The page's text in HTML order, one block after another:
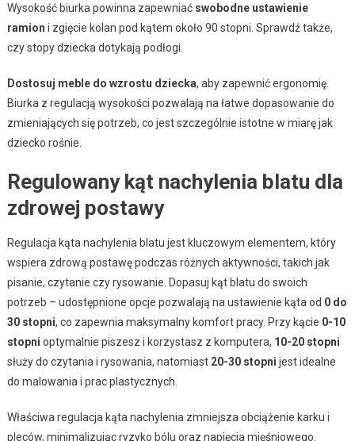
Wysokość biurka powinna zapewniać swobodne ustawienie
ramion i zgięcie kolan pod kątem około 90 stopni. Sprawdź także,
czy stopy dziecka dotykają podłogi.
Dostosuj meble do wzrostu dziecka, aby zapewnić ergonomię.
Biurka z regulacją wysokości pozwalają na łatwe dopasowanie do
zmieniających się potrzeb, co jest szczególnie istotne w miarę jak
dziecko rośnie.
Regulowany kąt nachylenia blatu dla
zdrowej postawy
Regulacja kąta nachylenia blatu jest kluczowym elementem, który
wspiera zdrową postawę podczas różnych aktywności, takich jak
pisanie, czytanie czy rysowanie. Dopasuj kąt blatu do swoich
potrzeb – udostępnione opcje pozwalają na ustawienie kąta od 0 do
30 stopni, co zapewnia maksymalny komfort pracy. Przy kącie 0-10
stopni optymalnie piszesz i korzystasz z komputera, 10-20 stopni
służy do czytania i rysowania, natomiast 20-30 stopni jest idealne
do malowania i prac plastycznych.
Właściwa regulacja kąta nachylenia zmniejsza obciążenie karku i
pleców, minimalizując ryzyko bólu oraz napięcia mięśniowego.